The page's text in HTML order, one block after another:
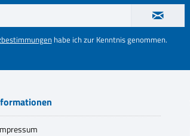
habe ich zur Kenntnis genommen.